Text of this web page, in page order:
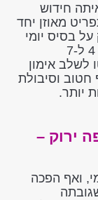
חידוש
מאוזן יחד
בסיס יומי
תוביל אתכם למצב בו תוכלו להשיל בין 4 ל-7
לשלב אימון
חטוב וסיבולת
יותר.
ירוק –
ואף הפכה